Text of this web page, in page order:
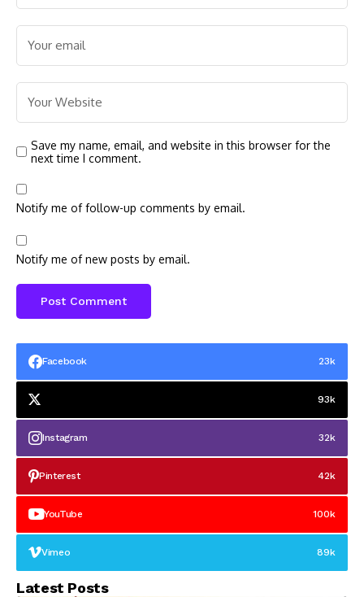
Save my name, email, and website in this browser for the
next time I comment.
Notify me of follow-up comments by email.
Notify me of new posts by email.
Facebook 23k
93k
Instagram 32k
Pinterest 42k
YouTube 100k
Vimeo 89k
Latest Posts